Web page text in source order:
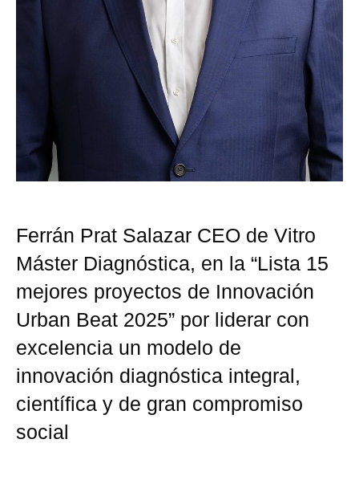
Ferrán Prat Salazar CEO de Vitro
Máster Diagnóstica, en la “Lista 15
mejores proyectos de Innovación
Urban Beat 2025” por liderar con
excelencia un modelo de
innovación diagnóstica integral,
científica y de gran compromiso
social